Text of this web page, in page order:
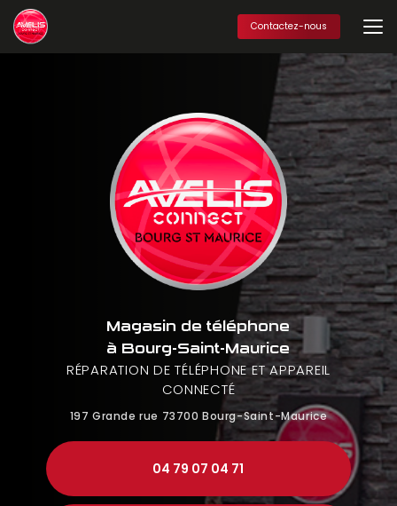
Aller
au
contenu
principal
Contactez-nous
Magasin de téléphone
à Bourg-Saint-Maurice
RÉPARATION DE TÉLÉPHONE ET APPAREIL
CONNECTÉ
197 Grande rue 73700 Bourg-Saint-Maurice
04 79 07 04 71